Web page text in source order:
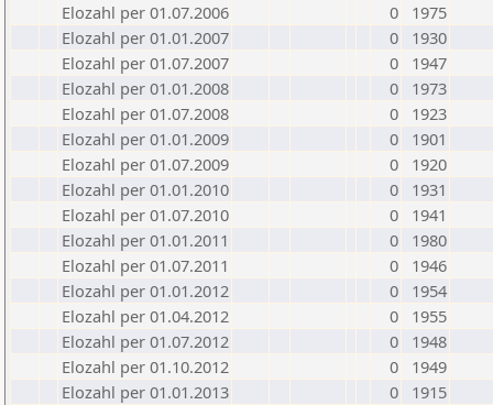
Elozahl per 01.07.2006
0
1975
Elozahl per 01.01.2007
0
1930
Elozahl per 01.07.2007
0
1947
Elozahl per 01.01.2008
0
1973
Elozahl per 01.07.2008
0
1923
Elozahl per 01.01.2009
0
1901
Elozahl per 01.07.2009
0
1920
Elozahl per 01.01.2010
0
1931
Elozahl per 01.07.2010
0
1941
Elozahl per 01.01.2011
0
1980
Elozahl per 01.07.2011
0
1946
Elozahl per 01.01.2012
0
1954
Elozahl per 01.04.2012
0
1955
Elozahl per 01.07.2012
0
1948
Elozahl per 01.10.2012
0
1949
Elozahl per 01.01.2013
0
1915